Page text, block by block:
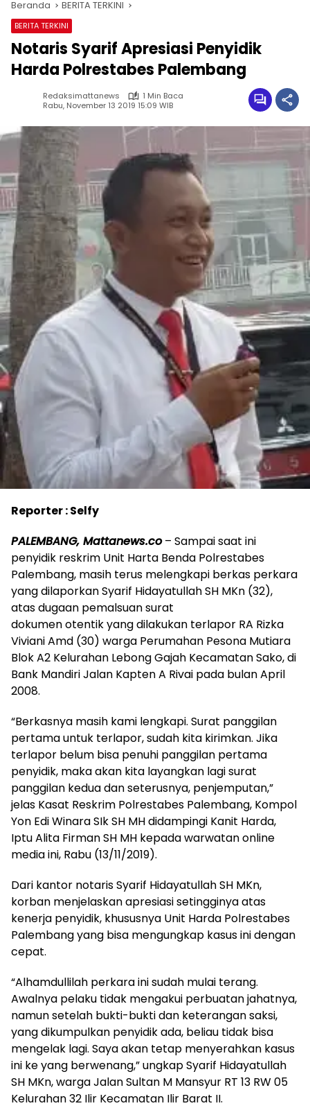
Beranda BERITA TERKINI
BERITA TERKINI
Notaris Syarif Apresiasi Penyidik
Harda Polrestabes Palembang
Redaksimattanews
1 Min Baca
Rabu, November 13 2019 15:09 WIB
Reporter : Selfy
PALEMBANG, Mattanews.co– Sampai saat ini
penyidik reskrim Unit Harta Benda Polrestabes
Palembang, masih terus melengkapi berkas perkara
yang dilaporkan Syarif Hidayatullah SH MKn (32),
atas dugaan pemalsuan surat
dokumen otentik yang dilakukan terlapor RA Rizka
Viviani Amd (30) warga Perumahan Pesona Mutiara
Blok A2 Kelurahan Lebong Gajah Kecamatan Sako, di
Bank Mandiri Jalan Kapten A Rivai pada bulan April
2008.
“Berkasnya masih kami lengkapi. Surat panggilan
pertama untuk terlapor, sudah kita kirimkan. Jika
terlapor belum bisa penuhi panggilan pertama
penyidik, maka akan kita layangkan lagi surat
panggilan kedua dan seterusnya, penjemputan,”
jelas Kasat Reskrim Polrestabes Palembang, Kompol
Yon Edi Winara SIk SH MH didampingi Kanit Harda,
Iptu Alita Firman SH MH kepada warwatan online
media ini, Rabu (13/11/2019).
Dari kantor notaris Syarif Hidayatullah SH MKn,
korban menjelaskan apresiasi setingginya atas
kenerja penyidik, khususnya Unit Harda Polrestabes
Palembang yang bisa mengungkap kasus ini dengan
cepat.
“Alhamdullilah perkara ini sudah mulai terang.
Awalnya pelaku tidak mengakui perbuatan jahatnya,
namun setelah bukti-bukti dan keterangan saksi,
yang dikumpulkan penyidik ada, beliau tidak bisa
mengelak lagi. Saya akan tetap menyerahkan kasus
ini ke yang berwenang,” ungkap Syarif Hidayatullah
SH MKn, warga Jalan Sultan M Mansyur RT 13 RW 05
Kelurahan 32 Ilir Kecamatan Ilir Barat II.